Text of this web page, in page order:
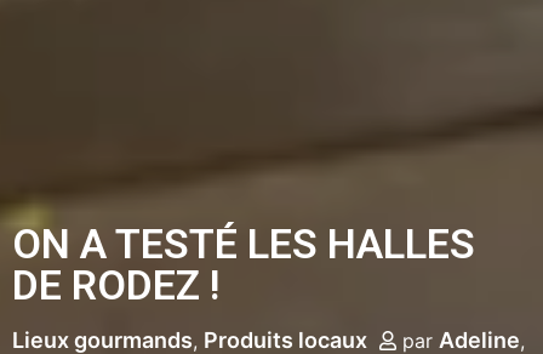
ON A TESTÉ LES HALLES
DE RODEZ !
Lieux gourmands Produits locaux par Adeline